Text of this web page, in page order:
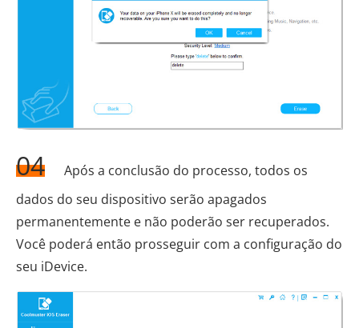
04
Após a conclusão do processo, todos os
dados do seu dispositivo serão apagados
permanentemente e não poderão ser recuperados.
Você poderá então prosseguir com a configuração do
seu iDevice.